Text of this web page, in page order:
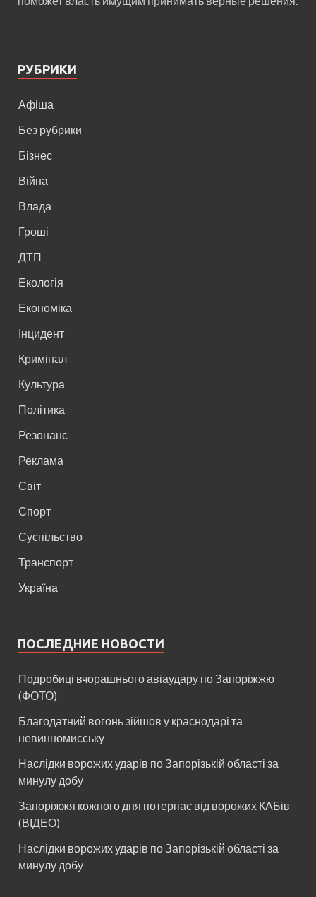
РУБРИКИ
Афіша
Без рубрики
Бізнес
Війна
Влада
Гроші
ДТП
Екологія
Економіка
Інцидент
Кримінал
Культура
Політика
Резонанс
Реклама
Світ
Спорт
Суспільство
Транспорт
Україна
ПОСЛЕДНИЕ НОВОСТИ
Подробиці вчорашнього авіаудару по Запоріжжю
(ФОТО)
Благодатний вогонь зійшов у краснодарі та
невинномисську
Наслідки ворожих ударів по Запорізькій області за
минулу добу
Запоріжжя кожного дня потерпає від ворожих КАБів
(ВІДЕО)
Наслідки ворожих ударів по Запорізькій області за
минулу добу